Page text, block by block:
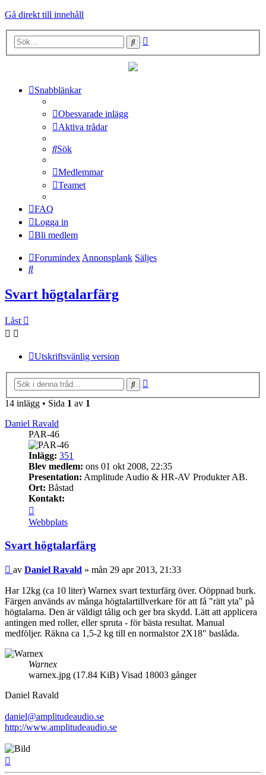
Gå direkt till innehåll
Sök
Snabblänkar
Obesvarade inlägg
Aktiva trådar
Sök
Medlemmar
Teamet
FAQ
Logga in
Bli medlem
Forumindex Annonsplank Säljes
Sök
Svart högtalarfärg
Låst
Utskriftsvänlig version
Sök
14 inlägg • Sida 1 av 1
Daniel Ravald
PAR-46
Inlägg: 351
Blev medlem: ons 01 okt 2008, 22:35
Presentation: Amplitude Audio & HR-AV Produkter AB.
Ort: Båstad
Kontakt:
Daniel
Ravald
Webbplats
Svart högtalarfärg
Inlägg
av Daniel Ravald » mån 29 apr 2013, 21:33
Har 12kg (ca 10 liter) Warnex svart texturfärg över. Oöppnad burk.
Färgen används av många högtalartillverkare för att få "rätt yta" på
högtalarna. Den är väldigt tålig och ger bra skydd. Lätt att applicera
antingen med roller, eller spruta - för bästa resultat. Manual
medföljer. Räkna ca 1,5-2 kg till en normalstor 2X18" baslåda.
Warnex
warnex.jpg (17.84 KiB) Visad 18003 gånger
Daniel Ravald
daniel@amplitudeaudio.se
http://www.amplitudeaudio.se